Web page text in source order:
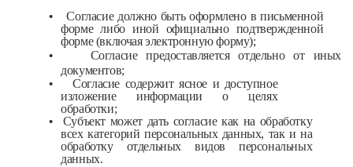
•
Согласие должно быть оформлено в письменной
форме либо иной официально подтвержденной
форме (включая электронную форму);
•
Согласие предоставляется отдельно от иных
документов;
•
Согласие содержит ясное и доступное
изложение информации о целях
обработки;
•
Субъект может дать согласие как на обработку
всех категорий персональных данных, так и на
обработку отдельных видов персональных
данных.